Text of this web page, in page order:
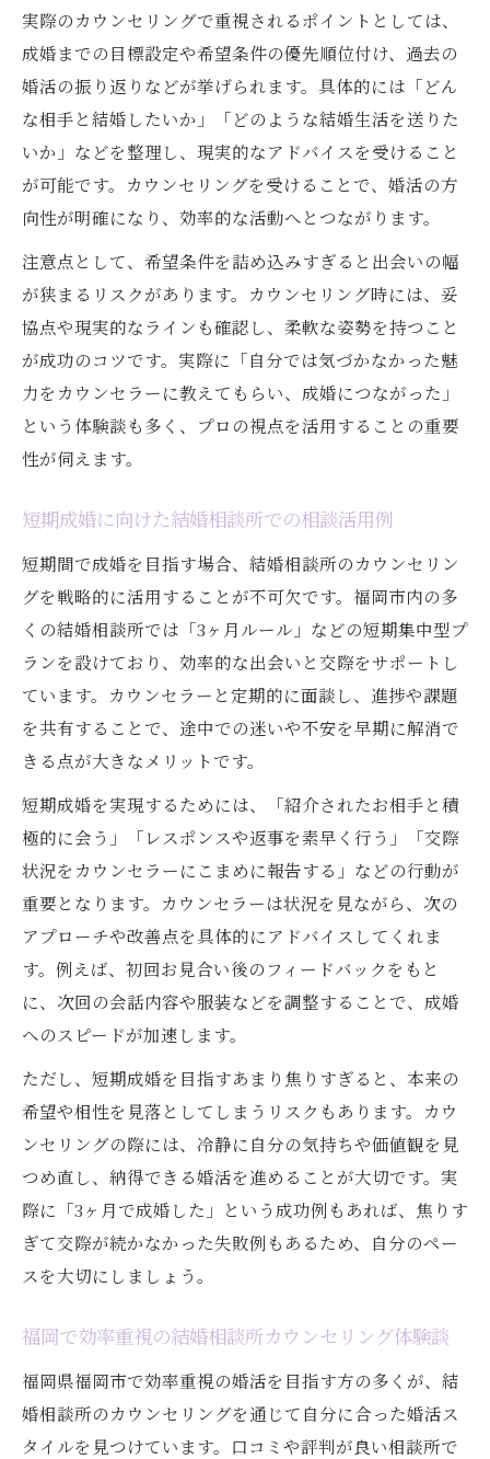
実際のカウンセリングで重視されるポイントとしては、
成婚までの目標設定や希望条件の優先順位付け、過去の
婚活の振り返りなどが挙げられます。具体的には「どん
な相手と結婚したいか」「どのような結婚生活を送りた
いか」などを整理し、現実的なアドバイスを受けること
が可能です。カウンセリングを受けることで、婚活の方
向性が明確になり、効率的な活動へとつながります。
注意点として、希望条件を詰め込みすぎると出会いの幅
が狭まるリスクがあります。カウンセリング時には、妥
協点や現実的なラインも確認し、柔軟な姿勢を持つこと
が成功のコツです。実際に「自分では気づかなかった魅
力をカウンセラーに教えてもらい、成婚につながった」
という体験談も多く、プロの視点を活用することの重要
性が伺えます。
短期成婚に向けた結婚相談所での相談活用例
短期間で成婚を目指す場合、結婚相談所のカウンセリン
グを戦略的に活用することが不可欠です。福岡市内の多
くの結婚相談所では「3ヶ月ルール」などの短期集中型プ
ランを設けており、効率的な出会いと交際をサポートし
ています。カウンセラーと定期的に面談し、進捗や課題
を共有することで、途中での迷いや不安を早期に解消で
きる点が大きなメリットです。
短期成婚を実現するためには、「紹介されたお相手と積
極的に会う」「レスポンスや返事を素早く行う」「交際
状況をカウンセラーにこまめに報告する」などの行動が
重要となります。カウンセラーは状況を見ながら、次の
アプローチや改善点を具体的にアドバイスしてくれま
す。例えば、初回お見合い後のフィードバックをもと
に、次回の会話内容や服装などを調整することで、成婚
へのスピードが加速します。
ただし、短期成婚を目指すあまり焦りすぎると、本来の
希望や相性を見落としてしまうリスクもあります。カウ
ンセリングの際には、冷静に自分の気持ちや価値観を見
つめ直し、納得できる婚活を進めることが大切です。実
際に「3ヶ月で成婚した」という成功例もあれば、焦りす
ぎて交際が続かなかった失敗例もあるため、自分のペー
スを大切にしましょう。
福岡で効率重視の結婚相談所カウンセリング体験談
福岡県福岡市で効率重視の婚活を目指す方の多くが、結
婚相談所のカウンセリングを通じて自分に合った婚活ス
タイルを見つけています。口コミや評判が良い相談所で